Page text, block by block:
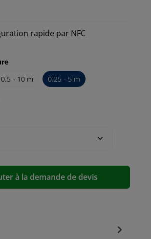
rapide par NFC
0.5 - 10 m 0.25 - 5 m
à la demande de devis